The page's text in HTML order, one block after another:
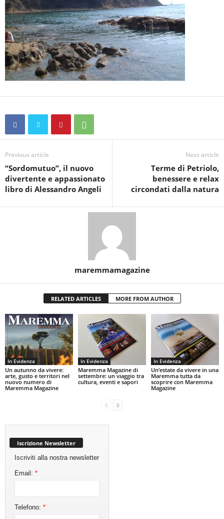
Previous article
“Sordomutuo”, il nuovo
divertente e appassionato
libro di Alessandro Angeli
Next article
Terme di Petriolo,
benessere e relax
circondati dalla natura
maremmamagazine
RELATED ARTICLES MORE FROM AUTHOR
In Evidenza
Un autunno da vivere:
arte, gusto e territori nel
nuovo numero di
Maremma Magazine
In Evidenza
Maremma Magazine di
settembre: un viaggio tra
cultura, eventi e sapori
In Evidenza
Un’estate da vivere in una
Maremma tutta da
scoprire con Maremma
Magazine
Iscrizione Newsletter
Iscriviti alla nostra newsletter
Email:*
Telefono:*